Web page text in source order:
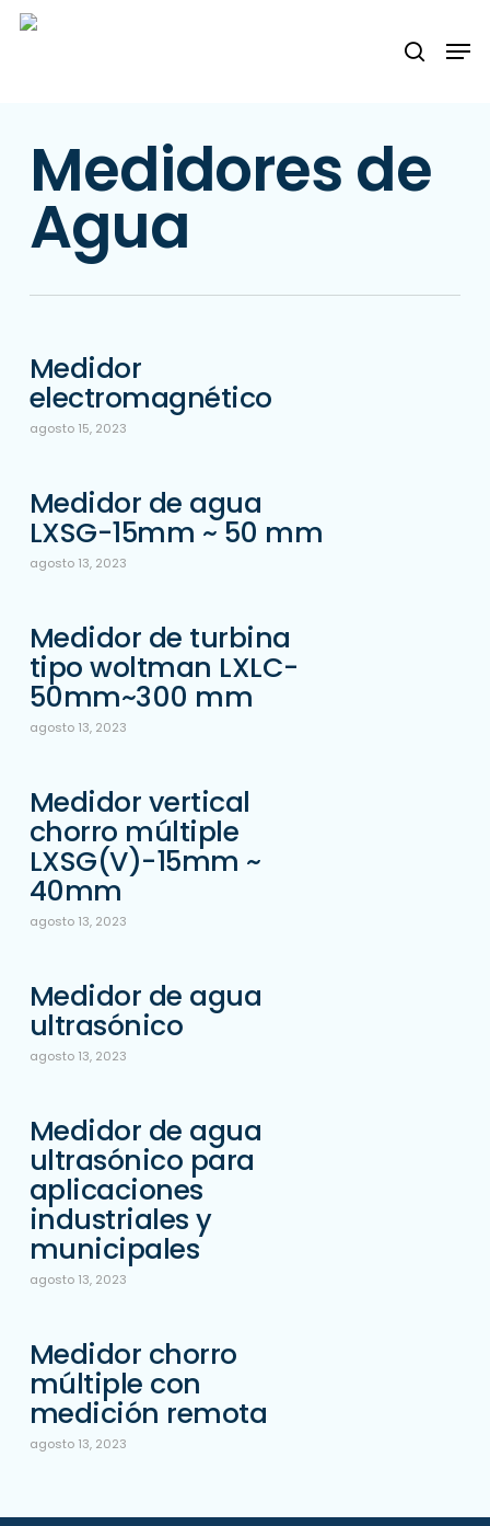
Skip
search
Medidores de
Agua
Medidor
electromagnético
agosto 15, 2023
Medidor de agua
LXSG-15mm ~ 50 mm
agosto 13, 2023
Medidor de turbina
tipo woltman LXLC-
50mm~300 mm
agosto 13, 2023
Medidor vertical
chorro múltiple
LXSG(V)-15mm ~
40mm
agosto 13, 2023
Medidor de agua
ultrasónico
agosto 13, 2023
Medidor de agua
ultrasónico para
aplicaciones
industriales y
municipales
agosto 13, 2023
Medidor chorro
múltiple con
medición remota
agosto 13, 2023